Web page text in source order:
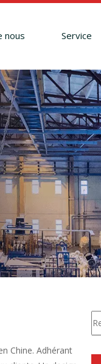
nous Service
Chine. Adhérant